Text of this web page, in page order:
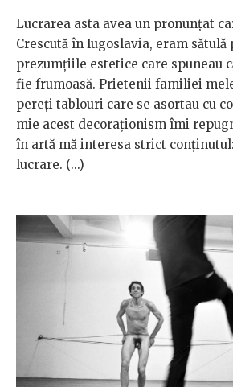
Lucrarea asta avea un pronunţat
Crescută în Iugoslavia, eram sătulă
prezumţiile estetice care spuneau
fie frumoasă. Prietenii familiei
pereţi tablouri care se asortau cu
mie acest decoraţionism îmi
în artă mă interesa strict
lucrare. (...)